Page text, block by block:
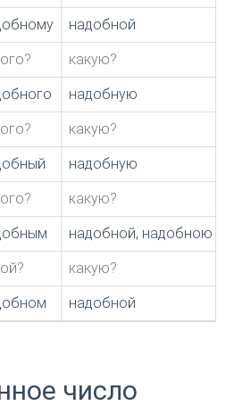
надобной
какую?
надобную
какую?
надобную
какую?
надобной, надобною
какую?
надобной
число